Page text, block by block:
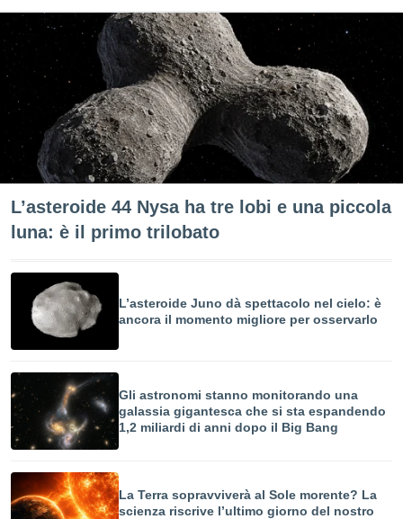
L’asteroide 44 Nysa ha tre lobi e una piccola
luna: è il primo trilobato
L’asteroide Juno dà spettacolo nel cielo: è
ancora il momento migliore per osservarlo
Gli astronomi stanno monitorando una
galassia gigantesca che si sta espandendo
1,2 miliardi di anni dopo il Big Bang
La Terra sopravviverà al Sole morente? La
scienza riscrive l’ultimo giorno del nostro